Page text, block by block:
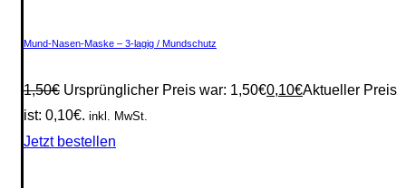
Mund-Nasen-Maske – 3-lagig / Mundschutz
1,50€ Ursprünglicher Preis war: 1,50€0,10€Aktueller Preis
ist: 0,10€. inkl. MwSt.
Jetzt bestellen